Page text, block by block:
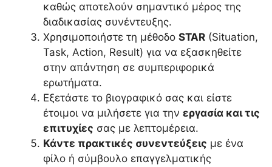
καθώς αποτελούν σημαντικό μέρος της
διαδικασίας συνέντευξης.
Χρησιμοποιήστε τη μέθοδο STAR (Situation,
Task, Action, Result) για να εξασκηθείτε
στην απάντηση σε συμπεριφορικά
ερωτήματα.
Εξετάστε το βιογραφικό σας και είστε
έτοιμοι να μιλήσετε για την εργασία και τις
επιτυχίες σας με λεπτομέρεια.
Κάντε πρακτικές συνεντεύξεις με ένα
φίλο ή σύμβουλο επαγγελματικής